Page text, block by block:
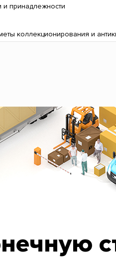
и принадлежности
коллекционирования и